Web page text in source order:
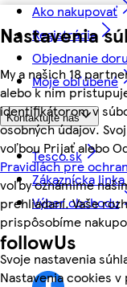
Nastavenia
My a našich 18
alebo k nim
identifikátorom v
osobných údajov.
voľbou Prijať alebo
Pravidlách pre
voľby oznámime
prehliadaní. Vaše
prispôsobíme
Svoje nastavenia
Nastavenia cookies
Ako nakupovať
Registrácia
Objednanie
Moje obľúbené
Kontaktujte nás
Tesco.sk
Zákaznícka
Výber obchodu
followUs